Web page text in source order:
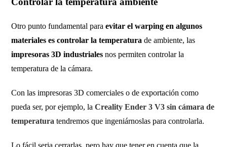
Otro punto fundamental paraevitar el warping en algunos
materiales es controlar la temperatura de ambiente, las
impresoras 3D industriales nos permiten controlar la
temperatura de la cámara.
Con las impresoras 3D comerciales o de exportación como
pueda ser, por ejemplo, laCreality Ender 3 V3 sin cámara de
temperatura tendremos que ingeniárnoslas para controlarla.